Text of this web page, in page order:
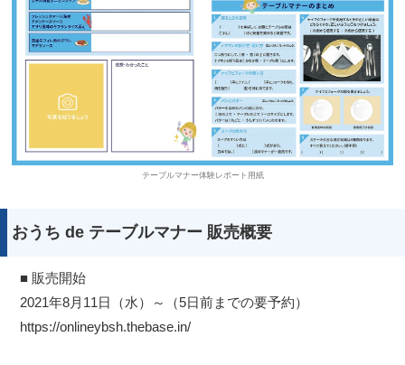
テーブルマナー体験レポート用紙
おうち de テーブルマナー 販売概要
■ 販売開始
2021年8月11日（水）～（5日前までの要予約）
https://onlineybsh.thebase.in/